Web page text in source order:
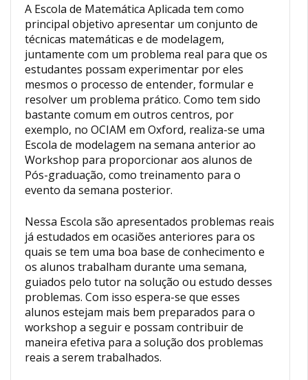
A Escola de Matemática Aplicada tem como
principal objetivo apresentar um conjunto de
técnicas matemáticas e de modelagem,
juntamente com um problema real para que os
estudantes possam experimentar por eles
mesmos o processo de entender, formular e
resolver um problema prático. Como tem sido
bastante comum em outros centros, por
exemplo, no OCIAM em Oxford, realiza-se uma
Escola de modelagem na semana anterior ao
Workshop para proporcionar aos alunos de
Pós-graduação, como treinamento para o
evento da semana posterior.
Nessa Escola são apresentados problemas reais
já estudados em ocasiões anteriores para os
quais se tem uma boa base de conhecimento e
os alunos trabalham durante uma semana,
guiados pelo tutor na solução ou estudo desses
problemas. Com isso espera-se que esses
alunos estejam mais bem preparados para o
workshop a seguir e possam contribuir de
maneira efetiva para a solução dos problemas
reais a serem trabalhados.